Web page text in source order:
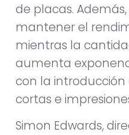
de placas.
mantener el
mientras la
aumenta
con la
cortas e
Simon Edwards,